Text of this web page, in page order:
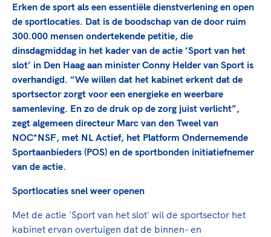
Nieuwspagina
Columns
Sport gaat niet vanzelf
Sport verenigt. Op sportclubs, pleintjes, tijdens
een rondje fietsen, door samen te skaten of naar
de sportschool te gaan. Door samen te juichen
voor Sifan Hassan, Rico Verhoeven, Diede de
Groot en het Nederlands Elftal. Of met trots te
de halve marathon van je moeder of de
hockeywedstrijd van je buurjongen.
Clubacties
Handboek Wet- en Regelgeving
Opleidingen en trainingen
High5 Stappenplan
Ruimte voor sport
Clubondersteuning
Beroepskrachten
Samen voor een veilige
Voor welk gedrag staat de club? Wat mag wel
Topsportbeleid
Topsportfinanciering
Maatschappelijke waarde topsport
Top teamsportcompetities
De TeamNL Academie
De TeamNL Academie biedt een leer- en
binnen TeamNL programma's: experts, coaches,
toekomstig kader.
Erken de sport als een essentiële dienstverlening en open
de sportlocaties. Dat is de boodschap van de door ruim
300.000 mensen ondertekende petitie, die
dinsdagmiddag in het kader van de actie ‘Sport van het
slot’ in Den Haag aan minister Conny Helder van Sport is
overhandigd. “We willen dat het kabinet erkent dat de
sportsector zorgt voor een energieke en weerbare
samenleving. En zo de druk op de zorg juist verlicht”,
zegt algemeen directeur Marc van den Tweel van
NOC*NSF, met NL Actief, het Platform Ondernemende
Sportaanbieders (POS) en de sportbonden initiatiefnemer
van de actie.
Sportlocaties snel weer openen
Met de actie 'Sport van het slot' wil de sportsector het
kabinet ervan overtuigen dat de binnen- en